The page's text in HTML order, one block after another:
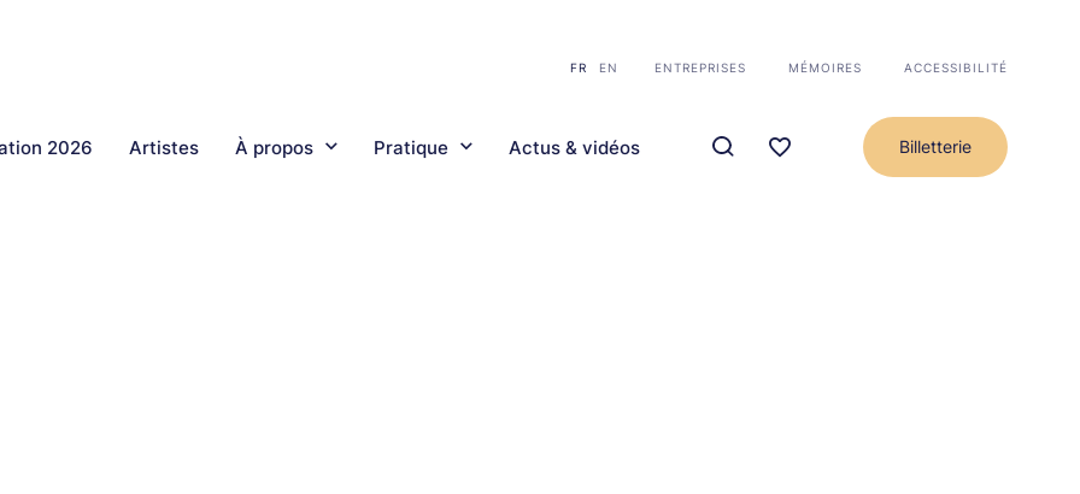
FR EN ENTREPRISES MÉMOIRES ACCESSIBILITÉ
2026 Artistes À propos Pratique Actus & vidéos Billetterie